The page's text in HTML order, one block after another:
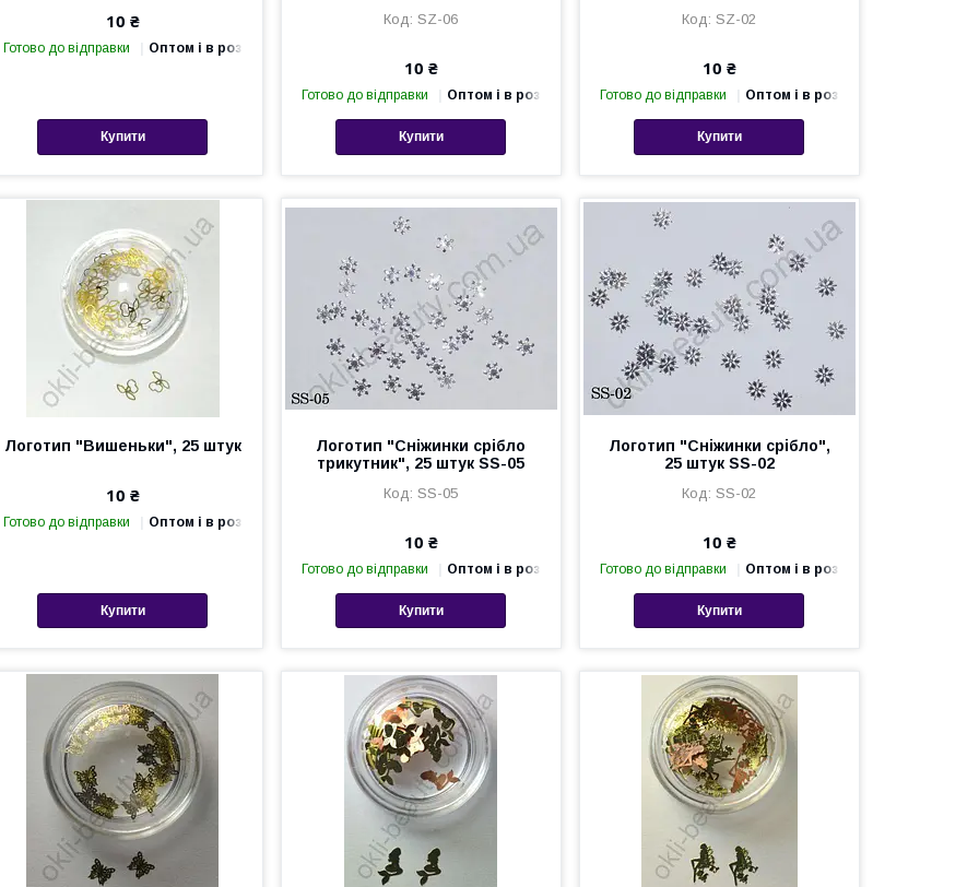
10 ₴
Готово до відправки Оптом і в роздріб
Купити
SZ-06
10 ₴
Готово до відправки Оптом і в роздріб
Купити
SZ-02
10 ₴
Готово до відправки Оптом і в роздріб
Купити
Логотип "Вишеньки", 25 штук
10 ₴
Готово до відправки Оптом і в роздріб
Купити
Логотип "Сніжинки срібло
трикутник", 25 штук SS-05
SS-05
10 ₴
Готово до відправки Оптом і в роздріб
Купити
Логотип "Сніжинки срібло",
25 штук SS-02
SS-02
10 ₴
Готово до відправки Оптом і в роздріб
Купити